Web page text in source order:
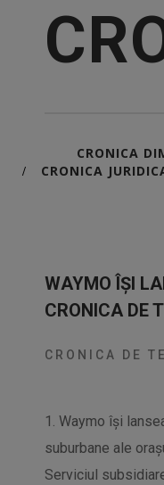
CRONICA
/ CRONICA
WAYMO ÎȘI
CRONICA DE
CRONICA DE
1. Waymo își
suburbane ale
Serviciul